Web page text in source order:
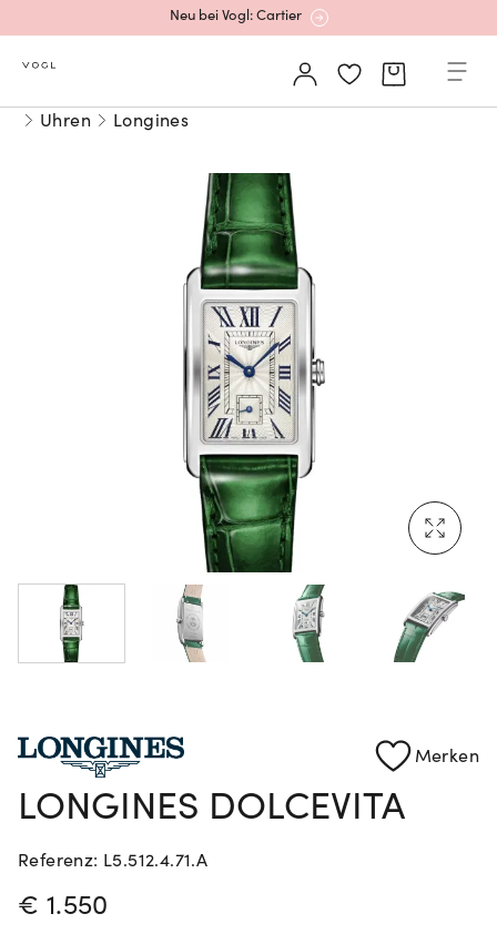
Neu bei Vogl: Cartier
Mehr erfahren: Ikonische Uhren von Cartier
Rolex Certified Pre-Owned entdecken
Neu bei Vogl: Uhren von Grand Seiko
Neu bei Vogl: Cartier
Mehr erfahren: Ikonische Uhren von Cartier
Rolex Certified Pre-Owned entdecken
Uhren Longines
Merken
LONGINES DOLCEVITA
Referenz: L5.512.4.71.A
PREISINFORMATIONEN
€ 1.550